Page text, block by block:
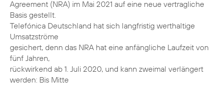
Agreement (NRA) im Mai 2021 auf eine neue vertragliche
Basis gestellt.
Telefónica Deutschland hat sich langfristig werthaltige
Umsatzströme
gesichert, denn das NRA hat eine anfängliche Laufzeit von
fünf Jahren,
rückwirkend ab 1. Juli 2020, und kann zweimal verlängert
werden: Bis Mitte